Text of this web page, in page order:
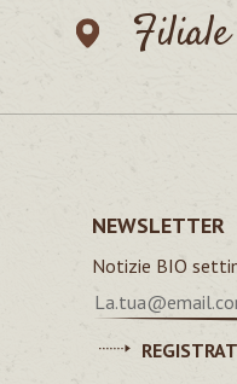
NEWSLETTER
Notizie BIO